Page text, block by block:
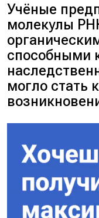
Учёные
молекулы
способными
могло стать